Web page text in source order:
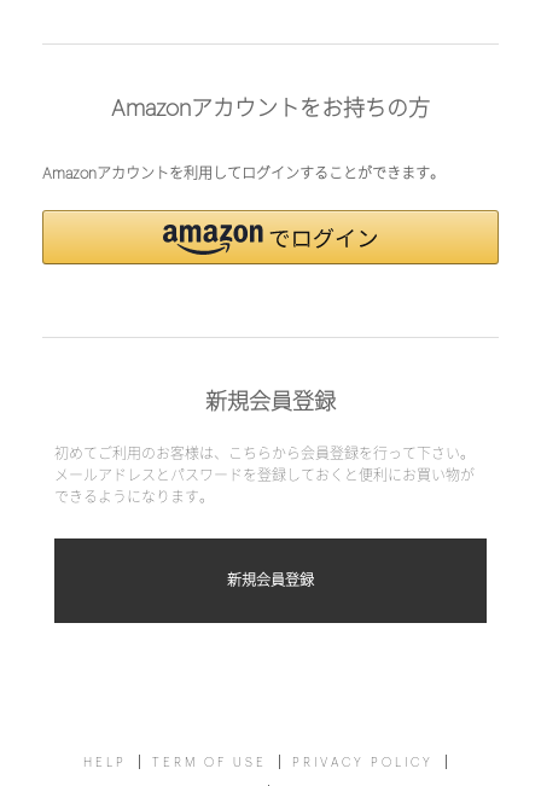
Amazonアカウントをお持ちの方
Amazonアカウントを利用してログインすることができます。
新規会員登録
初めてご利用のお客様は、こちらから会員登録を行って下さい。
メールアドレスとパスワードを登録しておくと便利にお買い物が
できるようになります。
HELP TERM OF USE PRIVACY POLICY